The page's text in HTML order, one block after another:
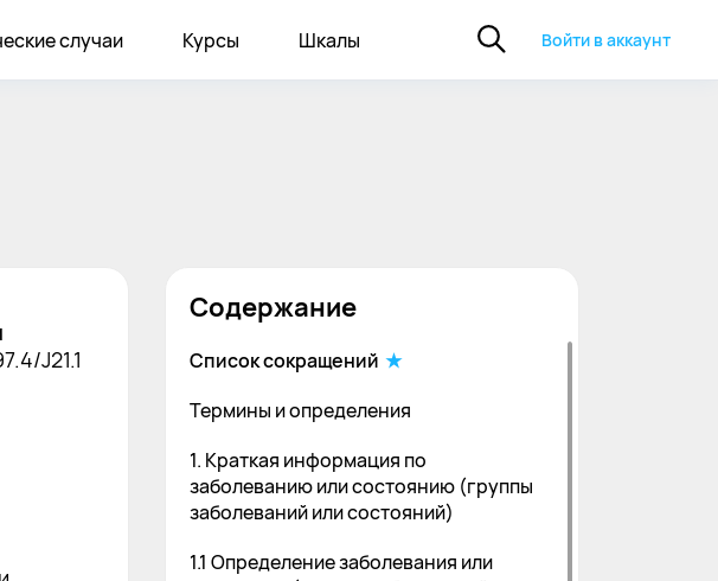
случаи Курсы Шкалы Войти в аккаунт
J21.1
Содержание
Список сокращений
Термины и определения
1. Краткая информация по
заболеванию или состоянию (группы
заболеваний или состояний)
1.1 Определение заболевания или